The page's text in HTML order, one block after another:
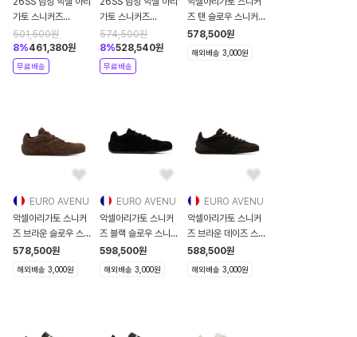
가토 스니커즈
F3488004 White
501,500원
8%461,380원
무료배송
가토 스니커즈
F2279001 Beige
574,500원
8%528,540원
무료배송
즈 탠 슬로우 스니커즈
262307M237009
578,500원
해외배송 3,000원
EURO AVENU
악셀아리가토 스니커
즈 브라운 슬로우 스니
커즈
262307M237007
578,500원
해외배송 3,000원
EURO AVENU
악셀아리가토 스니커
즈 블랙 슬로우 스니커
즈
262307M237008
598,500원
해외배송 3,000원
EURO AVENU
악셀아리가토 스니커
즈 브라운 데이즈 스니
커즈
262307M237015
588,500원
해외배송 3,000원